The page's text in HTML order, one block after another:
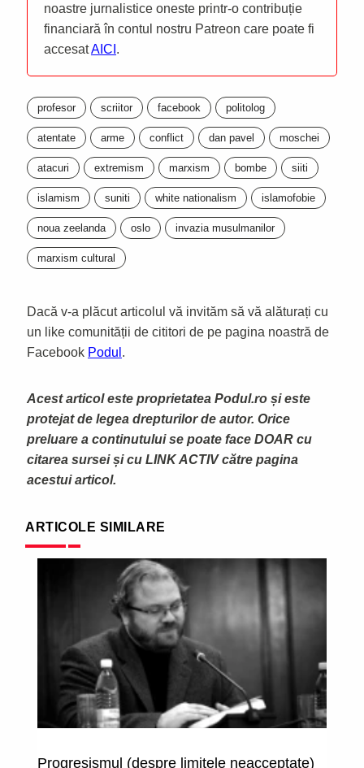
noastre jurnalistice oneste printr-o contribuție
financiară în contul nostru Patreon care poate fi
accesatAICI .
profesor scriitor facebook politolog
atentate arme conflict dan pavel moschei
atacuri extremism marxism bombe siiti
islamism suniti white nationalism islamofobie
noua zeelanda oslo invazia musulmanilor
marxism cultural
Dacă v-a plăcut articolul vă invităm să vă alăturați cu
un like comunității de cititori de pe pagina noastră de
Facebook Podul .
Acest articol este proprietatea Podul.ro și este
protejat de legea drepturilor de autor. Orice
preluare a continutului se poate face DOAR cu
citarea sursei și cu LINK ACTIV către pagina
acestui articol.
ARTICOLE SIMILARE
Progresismul (despre limitele neacceptate)